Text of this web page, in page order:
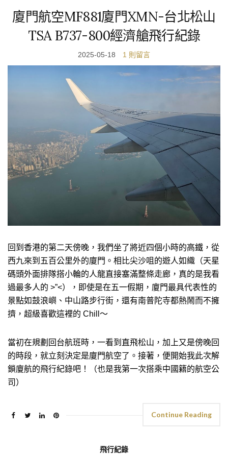
廈門航空MF881廈門XMN-台北松山
TSA B737-800經濟艙飛行紀錄
2025-05-18 1 則留言
回到香港的第二天傍晚，我們坐了將近四個小時的高鐵，從
西九來到五百公里外的廈門。相比尖沙咀的遊人如織（天星
碼頭外面排隊搭小輪的人龍直接塞滿整條走廊，真的是我看
過最多人的 >”<），即使是在五一假期，廈門最具代表性的
景點如鼓浪嶼、中山路步行街，還有南普陀寺都熱鬧而不擁
擠，超級喜歡這裡的 Chill～
當初在規劃回台航班時，一看到直飛松山，加上又是傍晚回
的時段，就立刻決定是廈門航空了。接著，便開始我此次解
鎖廈航的飛行紀錄吧！（也是我第一次搭乘中國籍的航空公
司）
Continue Reading
飛行紀錄